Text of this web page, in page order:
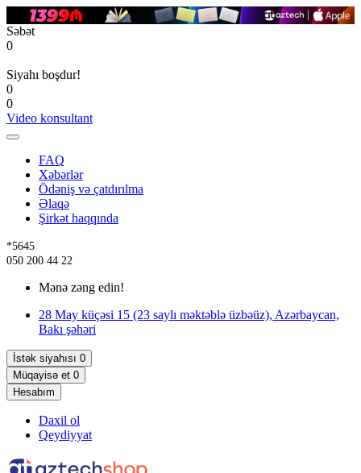
Səbət
0
Siyahı boşdur!
0
0
Video konsultant
FAQ
Xəbərlər
Ödəniş və çatdırılma
Əlaqə
Şirkət haqqında
*5645
050 200 44 22
Mənə zəng edin!
28 May küçəsi 15 (23 saylı məktəblə üzbəüz), Azərbaycan,
Bakı şəhəri
İstək siyahısı 0
Müqayisə et 0
Hesabım
Daxil ol
Qeydiyyat